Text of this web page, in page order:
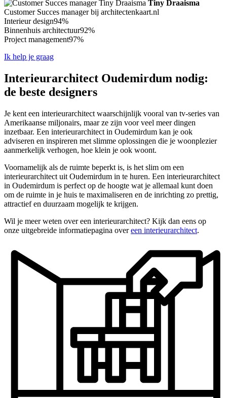
Tiny Draaisma
Customer Succes manager bij architectenkaart.nl
Interieur design94%
Binnenhuis architectuur92%
Project management97%
Ik help je graag
Interieurarchitect Oudemirdum nodig:
de beste designers
Je kent een interieurarchitect waarschijnlijk vooral van tv-series van
Amerikaanse miljonairs, maar ze zijn voor veel meer dingen
inzetbaar. Een interieurarchitect in Oudemirdum kan je ook
adviseren en inspireren met slimme oplossingen die je woonplezier
aanmerkelijk verhogen, hoe klein je ook woont.
Voornamelijk als de ruimte beperkt is, is het slim om een
interieurarchitect uit Oudemirdum in te huren. Een interieurarchitect
in Oudemirdum is perfect op de hoogte wat je allemaal kunt doen
om de ruimte in je huis te maximaliseren en de inrichting zo prettig,
attractief en duurzaam mogelijk te krijgen.
Wil je meer weten over een interieurarchitect? Kijk dan eens op
onze uitgebreide informatiepagina overeen interieurarchitect.